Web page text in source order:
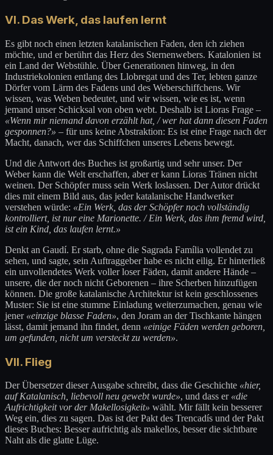
VI. Das Werk, das laufen lernt
Es gibt noch einen letzten katalanischen Faden, den ich ziehen
möchte, und er berührt das Herz des Sternenwebers. Katalonien ist
ein Land der Webstühle. Über Generationen hinweg, in den
Industriekolonien entlang des Llobregat und des Ter, lebten ganze
Dörfer vom Lärm des Fadens und des Weberschiffchens. Wir
wissen, was Weben bedeutet, und wir wissen, wie es ist, wenn
jemand unser Schicksal von oben webt. Deshalb ist Lioras Frage –
«Wenn mir niemand davon erzählt hat, / wer hat dann diesen Faden
gesponnen?» – für uns keine Abstraktion: Es ist eine Frage nach der
Macht, danach, wer das Schiffchen unseres Lebens bewegt.
Und die Antwort des Buches ist großartig und sehr unser. Der
Weber kann die Welt erschaffen, aber er kann Lioras Tränen nicht
weinen. Der Schöpfer muss sein Werk loslassen. Der Autor drückt
dies mit einem Bild aus, das jeder katalanische Handwerker
verstehen würde: «Ein Werk, das der Schöpfer noch vollständig
kontrolliert, ist nur eine Marionette. / Ein Werk, das ihm fremd wird,
ist ein Kind, das laufen lernt.»
Denkt an Gaudí. Er starb, ohne die Sagrada Família vollendet zu
sehen, und sagte, sein Auftraggeber habe es nicht eilig. Er hinterließ
ein unvollendetes Werk voller loser Fäden, damit andere Hände –
unsere, die der noch nicht Geborenen – ihre Scherben hinzufügen
können. Die große katalanische Architektur ist kein geschlossenes
Muster: Sie ist eine stumme Einladung weiterzumachen, genau wie
jener «einzige blasse Faden», den Joram an der Tischkante hängen
lässt, damit jemand ihn findet, denn «einige Fäden werden geboren,
um gefunden, nicht um versteckt zu werden».
VII. Flieg
Der Übersetzer dieser Ausgabe schreibt, dass die Geschichte «hier,
auf Katalanisch, liebevoll neu gewebt wurde», und dass er «die
Aufrichtigkeit vor der Makellosigkeit» wählt. Mir fällt kein besserer
Weg ein, dies zu sagen. Das ist der Pakt des Trencadís und der Pakt
dieses Buches: Besser aufrichtig als makellos, besser die sichtbare
Naht als die glatte Lüge.